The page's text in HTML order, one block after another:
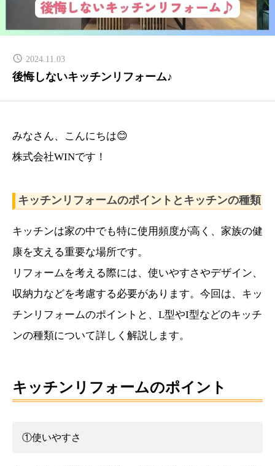
SERVICE
お住まいのリフォームリノベーション
PRICE
お問い合わせ
最新情報
Q&A
よくあるご質問
ENTRY
求人採用情報
プライバシーポリシー
2024.11.03
後悔しないキッチンリフォーム♪
みなさん、こんにちは😊
株式会社WINです！
キッチンリフォームのポイントとキッチンの種類
キッチンは家の中でも特に使用頻度が高く、家族の健
康を支える重要な場所です。
リフォームを考える際には、使いやすさやデザイン、
収納力などを考慮する必要があります。今回は、キッ
チンリフォームのポイントと、L型やI型などのキッチ
ンの種類について詳しく解説します。
キッチンリフォームのポイント
①使いやすさ